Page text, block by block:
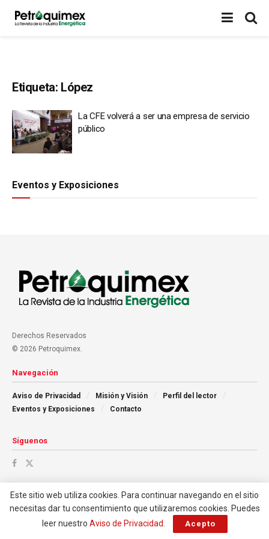
Etiqueta: López
La CFE volverá a ser una empresa de servicio
público
Eventos y Exposiciones
Derechos Reservados
© 2026 Petroquimex.
Navegación
Aviso de Privacidad Misión y Visión
Perfil del lector
Eventos y Exposiciones
Contacto
Síguenos
Este sitio web utiliza cookies. Para continuar navegando en el sitio
necesitas dar tu consentimiento que utilizaremos cookies. Puedes
leer nuestro Aviso de Privacidad Acepto